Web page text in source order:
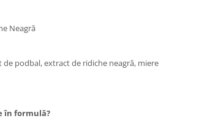
Neagră
podbal, extract de ridiche neagră, miere
în formulă?